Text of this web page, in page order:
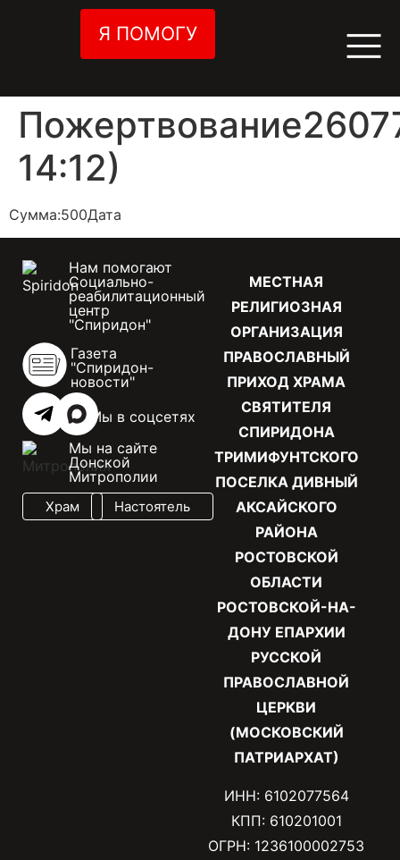
Я ПОМОГУ
14:12)
Сумма:500Дата
МЕСТНАЯ
РЕЛИГИОЗНАЯ
ОРГАНИЗАЦИЯ
ПРАВОСЛАВНЫЙ
ПРИХОД ХРАМА
СВЯТИТЕЛЯ
СПИРИДОНА
ТРИМИФУНТСКОГО
ПОСЕЛКА ДИВНЫЙ
АКСАЙСКОГО
РАЙОНА
РОСТОВСКОЙ
ОБЛАСТИ
РОСТОВСКОЙ-НА-
ДОНУ ЕПАРХИИ
РУССКОЙ
ПРАВОСЛАВНОЙ
ЦЕРКВИ
(МОСКОВСКИЙ
ПАТРИАРХАТ)
ИНН: 6102077564
КПП: 610201001
ОГРН: 1236100002753
Нам помогают
Социально-
реабилитационный
центр
"Спиридон"
Газета
"Спиридон-
новости"
Мы в соцсетях
Мы на сайте
Донской
Митрополии
Храм Настоятель